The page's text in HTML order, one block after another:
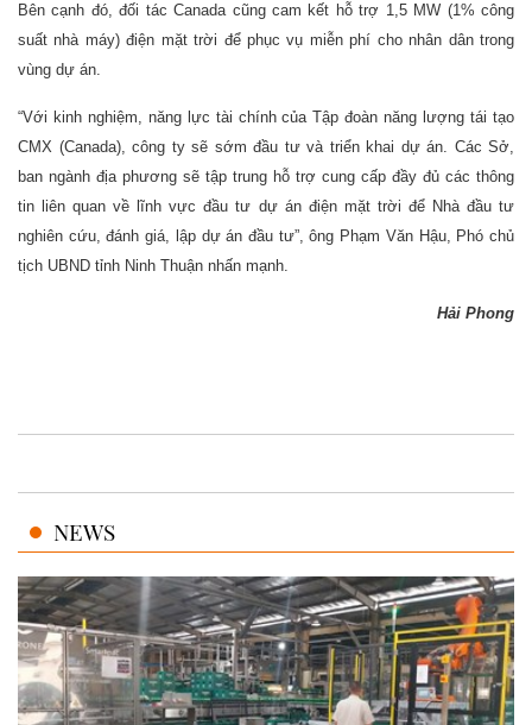
Bên cạnh đó, đối tác Canada cũng cam kết hỗ trợ 1,5 MW (1% công
suất nhà máy) điện mặt trời để phục vụ miễn phí cho nhân dân trong
vùng dự án.
“Với kinh nghiệm, năng lực tài chính của Tập đoàn năng lượng tái tạo
CMX (Canada), công ty sẽ sớm đầu tư và triển khai dự án. Các Sở,
ban ngành địa phương sẽ tập trung hỗ trợ cung cấp đầy đủ các thông
tin liên quan về lĩnh vực đầu tư dự án điện mặt trời để Nhà đầu tư
nghiên cứu, đánh giá, lập dự án đầu tư”, ông Phạm Văn Hậu, Phó chủ
tịch UBND tỉnh Ninh Thuận nhấn mạnh.
Hải Phong
NEWS